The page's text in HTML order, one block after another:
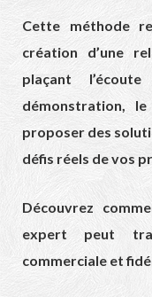
Cette méthode
création d’une
plaçant
démonstration,
proposer des
défis réels de vos
Découvrez
expert peut
commerciale et